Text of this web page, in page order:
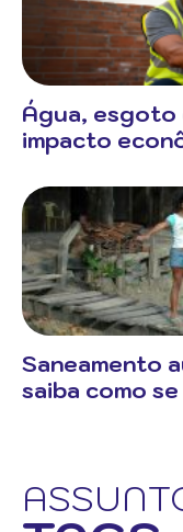
Água,
impacto
Saneamento
saiba como